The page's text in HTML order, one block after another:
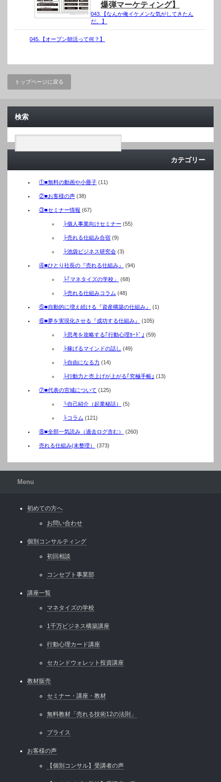
爆弾マーケティング】
043.【なんか俺イケメンな気がしてきたん
だ。】
045.【オープン朝活って何？】
トップページに戻る
検索
カテゴリー
①■無料の動画や小冊子 (11)
②■お客様の声 (38)
③■セミナー情報 (67)
├個人事業向けセミナー (55)
├売れる仕組み合宿 (9)
├池袋ビジネス研究会 (3)
④■ひとり社長の『売れる仕組み』 (94)
├｢マネタイズの学校」 (68)
├売れる仕組みコラム (48)
⑤■自動的に増え続ける『資産構築の仕組み』 (1)
⑥■夢を実現化させる『成功する仕組み』 (105)
├思考を攻略する｢行動心理ｶｰﾄﾞ｣ (59)
├稼げるマインドの話し (49)
├自由になる力 (14)
├行動力と売上げが上がる｢究極手帳｣ (13)
⑦■代表の宮城について (125)
└自己紹介（起業秘話） (5)
├コラム (121)
⑧■全部一気読み（過去ログ含む） (260)
売れる仕組み(未整理） (373)
Menu
初めての方へ
お問い合わせ
個別コンサルティング
初回相談
コンセプト事業部
講座一覧
マネタイズの学校
1千万ビジネス構築講座
行動心理カード講座
セカンドウォレット投資講座
教材販売
セミナー・講座・教材
無料教材「売れる技術12の法則」
プライス
お客様の声
【個別コンサル】受講者の声